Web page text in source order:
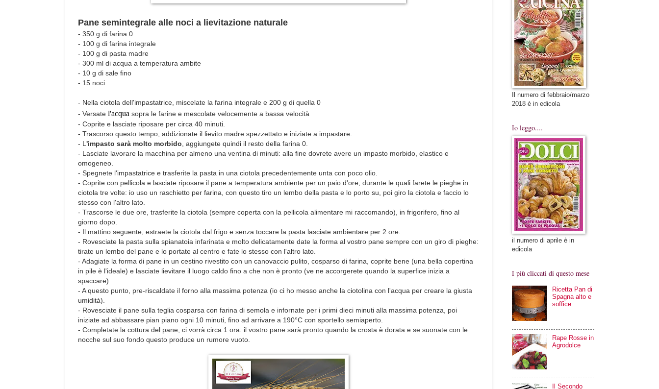
Pane semintegrale alle noci a lievitazione naturale
- 350 g di farina 0
- 100 g di farina integrale
- 100 g di pasta madre
- 300 ml di acqua a temperatura ambite
- 10 g di sale fino
- 15 noci
- Nella ciotola dell'impastatrice, miscelate la farina integrale e 200 g di quella 0
- Versate l'acqua sopra le farine e mescolate velocemente a bassa velocità
- Coprite e lasciate riposare per circa 40 minuti.
- Trascorso questo tempo, addizionate il lievito madre spezzettato e iniziate a impastare.
- L 'impasto sarà molto morbido , aggiungete quindi il resto della farina 0.
- Lasciate lavorare la macchina per almeno una ventina di minuti: alla fine dovrete avere un impasto morbido, elastico e
omogeneo.
- Spegnete l'impastatrice e trasferite la pasta in una ciotola precedentemente unta con poco olio.
- Coprite con pellicola e lasciate riposare il pane a temperatura ambiente per un paio d'ore, durante le quali farete le pieghe in
ciotola tre volte: io uso un raschietto per farina, con questo tiro un lembo della pasta e lo porto su, poi giro la ciotola e faccio lo
stesso con l'altro lato.
- Trascorse le due ore, trasferite la ciotola (sempre coperta con la pellicola alimentare mi raccomando), in frigorifero, fino al
giorno dopo.
- Il mattino seguente, estraete la ciotola dal frigo e senza toccare la pasta lasciate ambientare per 2 ore.
- Rovesciate la pasta sulla spianatoia infarinata e molto delicatamente date la forma al vostro pane sempre con un giro di pieghe:
tirate un lembo del pane e lo portate al centro e fate lo stesso con l'altro lato.
- Adagiate la forma di pane in un cestino rivestito con un canovaccio pulito, cosparso di farina, coprite bene (una bella copertina
in pile è l'ideale) e lasciate lievitare il luogo caldo fino a che non è pronto (ve ne accorgerete quando la superfice inizia a
spaccare)
- A questo punto, pre-riscaldate il forno alla massima potenza (io ci ho messo anche la ciotolina con l'acqua per creare la giusta
umidità).
- Rovesciate il pane sulla teglia cosparsa con farina di semola e infornate per i primi dieci minuti alla massima potenza, poi
iniziate ad abbassare pian piano ogni 10 minuti, fino ad arrivare a 190°C con sportello semiaperto.
- Completate la cottura del pane, ci vorrà circa 1 ora: il vostro pane sarà pronto quando la crosta è dorata e se suonate con le
nocche sul suo fondo questo produce un rumore vuoto.
Il numero di febbraio/marzo
2018 è in edicola
Io leggo....
il numero di aprile è in
edicola
I più cliccati di questo mese
Ricetta Pan di
Spagna alto e
soffice
Rape Rosse in
Agrodolce
Il Secondo